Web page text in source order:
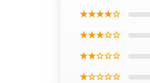
★★★★☆
★★★☆☆
★★☆☆☆
★☆☆☆☆